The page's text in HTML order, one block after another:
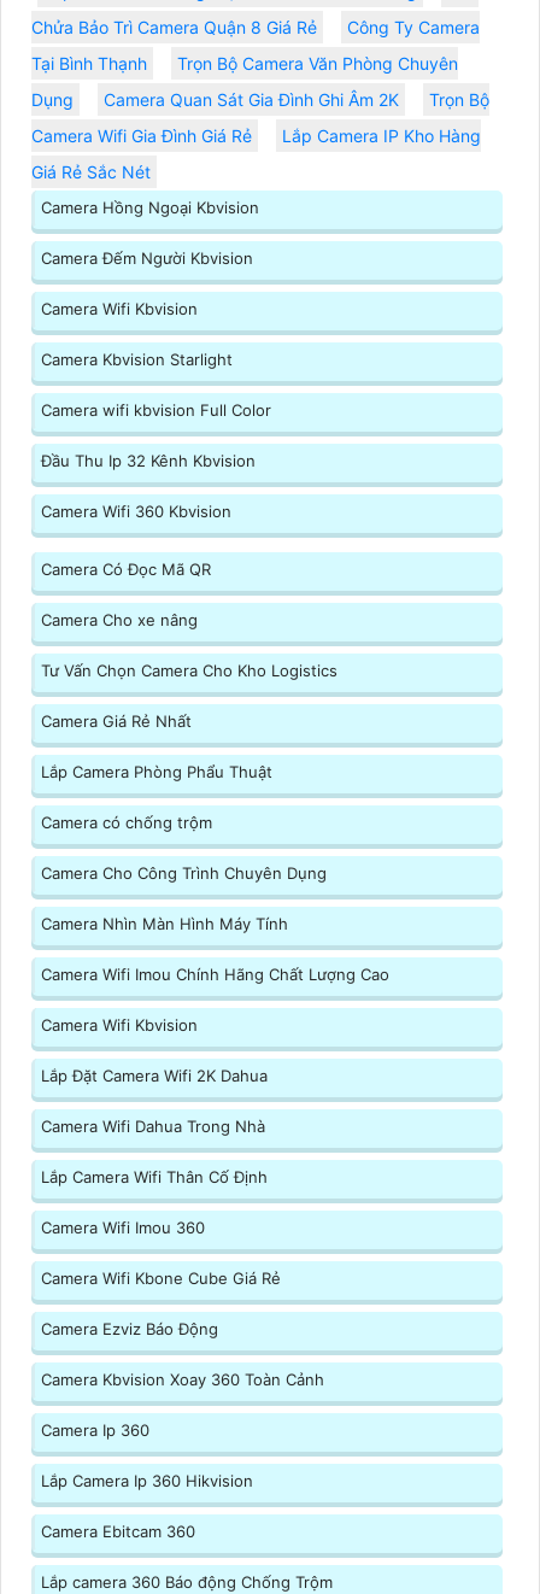
Chửa Bảo Trì Camera Quận 8 Giá Rẻ
Công Ty Camera
Tại Bình Thạnh
Trọn Bộ Camera Văn Phòng Chuyên
Dụng
Camera Quan Sát Gia Đình Ghi Âm 2K
Trọn Bộ
Camera Wifi Gia Đình Giá Rẻ
Lắp Camera IP Kho Hàng
Giá Rẻ Sắc Nét
Camera Hồng Ngoại Kbvision
Camera Đếm Người Kbvision
Camera Wifi Kbvision
Camera Kbvision Starlight
Camera wifi kbvision Full Color
Đầu Thu Ip 32 Kênh Kbvision
Camera Wifi 360 Kbvision
Camera Có Đọc Mã QR
Camera Cho xe nâng
Tư Vấn Chọn Camera Cho Kho Logistics
Camera Giá Rẻ Nhất
Lắp Camera Phòng Phẩu Thuật
Camera có chống trộm
Camera Cho Công Trình Chuyên Dụng
Camera Nhìn Màn Hình Máy Tính
Camera Wifi Imou Chính Hãng Chất Lượng Cao
Camera Wifi Kbvision
Lắp Đặt Camera Wifi 2K Dahua
Camera Wifi Dahua Trong Nhà
Lắp Camera Wifi Thân Cố Định
Camera Wifi Imou 360
Camera Wifi Kbone Cube Giá Rẻ
Camera Ezviz Báo Động
Camera Kbvision Xoay 360 Toàn Cảnh
Camera Ip 360
Lắp Camera Ip 360 Hikvision
Camera Ebitcam 360
Lắp camera 360 Báo động Chống Trộm